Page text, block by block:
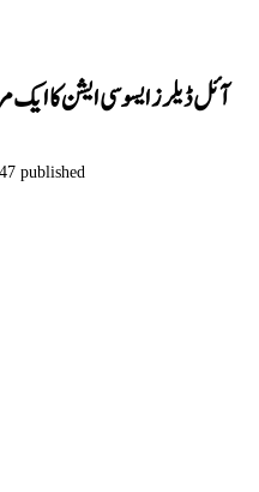
آئل ڈیلرز ایسوسی ایشن کا ایک
published